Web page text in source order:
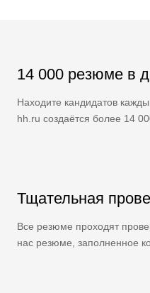
14 000 резюме в
Находите кандидатов
hh.ru создаётся более 14
Тщательная
Все резюме проходят
нас резюме, заполненное